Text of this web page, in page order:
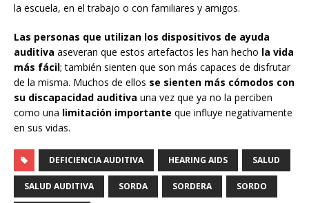
la escuela, en el trabajo o con familiares y amigos.
Las personas que utilizan los dispositivos de ayuda
auditiva aseveran que estos artefactos les han hecho la vida
más fácil; también sienten que son más capaces de disfrutar
de la misma. Muchos de ellos se sienten más cómodos con
su discapacidad auditiva una vez que ya no la perciben
como una limitación importante que influye negativamente
en sus vidas.
DEFICIENCIA AUDITIVA HEARING AIDS SALUD
SALUD AUDITIVA SORDA SORDERA SORDO